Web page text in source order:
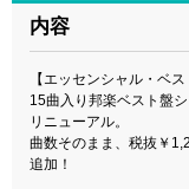
内容
【エッセンシャル・ベ
15曲入り邦楽ベスト盤
リニューアル。
曲数そのまま、税抜￥
追加！